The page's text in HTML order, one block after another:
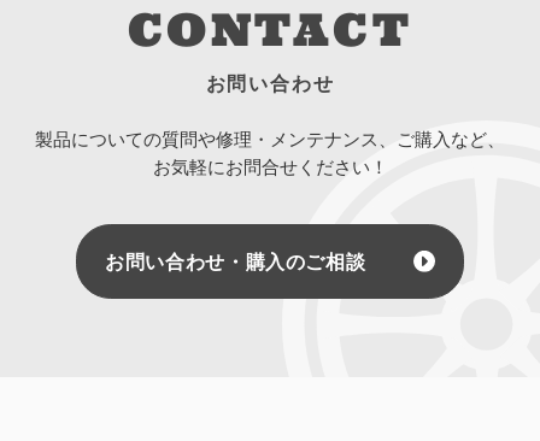
CONTACT
お問い合わせ
製品についての質問や修理・メンテナンス、ご購入など、
お気軽にお問合せください！
お問い合わせ・購入のご相談